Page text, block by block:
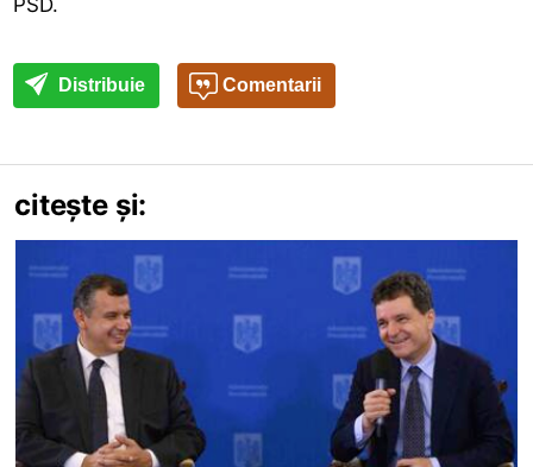
Distribuie Comentarii
citește și: